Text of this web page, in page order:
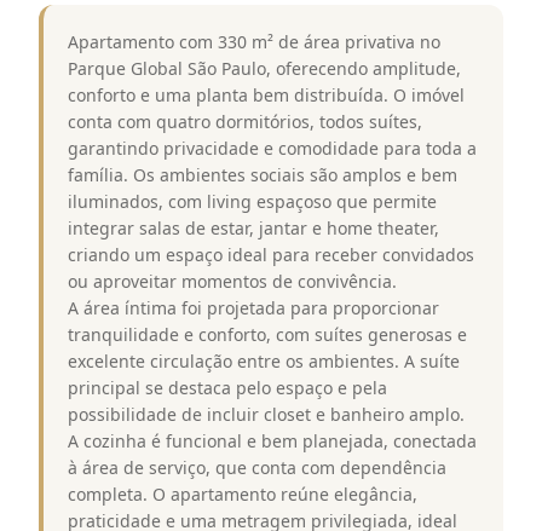
Apartamento com 330 m² de área privativa no
Parque Global São Paulo, oferecendo amplitude,
conforto e uma planta bem distribuída. O imóvel
conta com quatro dormitórios, todos suítes,
garantindo privacidade e comodidade para toda a
família. Os ambientes sociais são amplos e bem
iluminados, com living espaçoso que permite
integrar salas de estar, jantar e home theater,
criando um espaço ideal para receber convidados
ou aproveitar momentos de convivência.
A área íntima foi projetada para proporcionar
tranquilidade e conforto, com suítes generosas e
excelente circulação entre os ambientes. A suíte
principal se destaca pelo espaço e pela
possibilidade de incluir closet e banheiro amplo.
A cozinha é funcional e bem planejada, conectada
à área de serviço, que conta com dependência
completa. O apartamento reúne elegância,
praticidade e uma metragem privilegiada, ideal